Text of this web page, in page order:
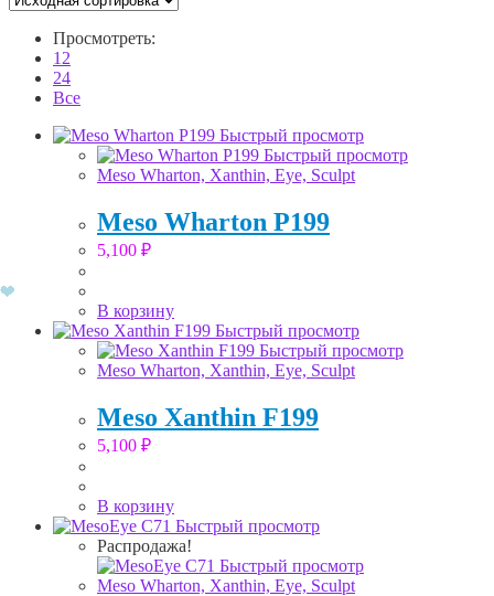
Просмотреть:
12
24
Все
Быстрый просмотр
Быстрый просмотр
Meso Wharton, Xanthin, Eye, Sculpt
Meso Wharton P199
5,100 ₽
В корзину
Быстрый просмотр
Быстрый просмотр
Meso Wharton, Xanthin, Eye, Sculpt
Meso Xanthin F199
5,100 ₽
В корзину
Быстрый просмотр
Распродажа!
Быстрый просмотр
Meso Wharton, Xanthin, Eye, Sculpt